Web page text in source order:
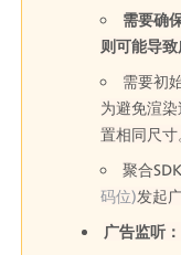
需要确
则可能导致
需要初
为避免渲
置相同尺寸
聚合
码位)发起
广告监听：